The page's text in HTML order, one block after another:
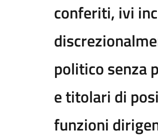
conferiti, ivi
politico senza
e titolari di
funzioni